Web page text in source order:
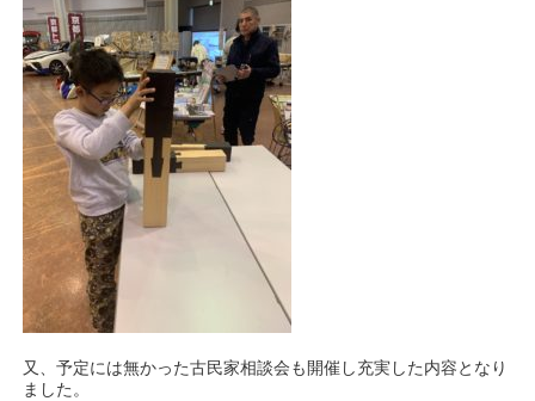
又、予定には無かった古民家相談会も開催し充実した内容となり
ました。